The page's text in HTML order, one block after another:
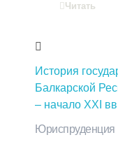
История
Балкарской
– начало XXI
Юриспруденция
Читать